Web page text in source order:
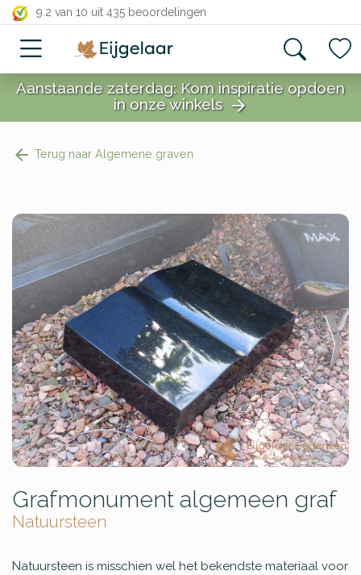
9.2 van 10 uit 435 beoordelingen
close
close
Aanstaande zaterdag: Kom inspiratie opdoen
in onze winkels arrow_forward
Terug naar Algemene graven
Grafmonument algemeen graf
Natuursteen
Natuursteen is misschien wel het bekendste materiaal voor